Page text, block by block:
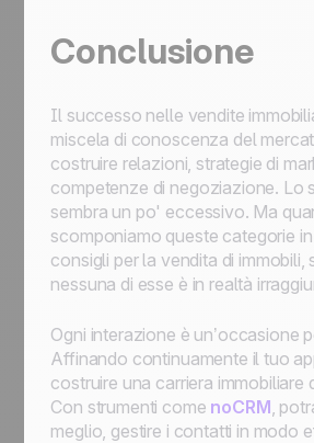
Conclusione
Il successo nelle vendite
miscela di conoscenza del
costruire relazioni, strategie di
competenze di negoziazione. Lo
sembra un po' eccessivo. Ma
scomponiamo queste categorie
consigli per la vendita di immobili,
nessuna di esse è in realtà
Ogni interazione è un’occasione
Affinando continuamente il tuo
costruire una carriera immobiliare
Con strumenti come noCRM,
meglio, gestire i contatti in modo